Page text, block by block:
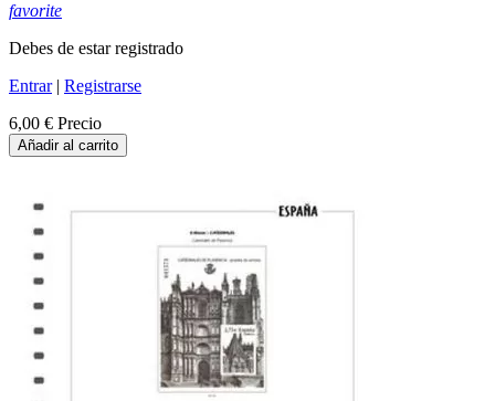
favorite
Debes de estar registrado
Entrar| Registrarse
6,00 € Precio
Añadir al carrito